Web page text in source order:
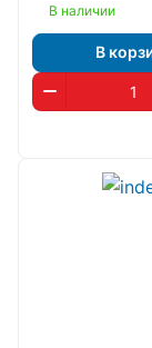
В наличии
В